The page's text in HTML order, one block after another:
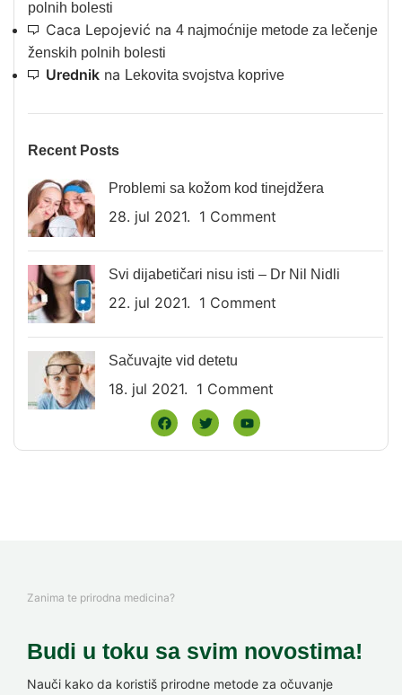
polnih bolesti
Caca Lepojević na 4 najmoćnije metode za lečenje
ženskih polnih bolesti
Urednik na Lekovita svojstva koprive
Recent Posts
Problemi sa kožom kod tinejdžera
28. jul 2021. 1 Comment
Svi dijabetičari nisu isti – Dr Nil Nidli
22. jul 2021. 1 Comment
Sačuvajte vid detetu
18. jul 2021. 1 Comment
Zanima te prirodna medicina?
Budi u toku sa svim novostima!
Nauči kako da koristiš prirodne metode za očuvanje